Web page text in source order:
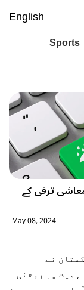
English
Sports
ترقی کے
May 08, 2024
نے
پر روشنی